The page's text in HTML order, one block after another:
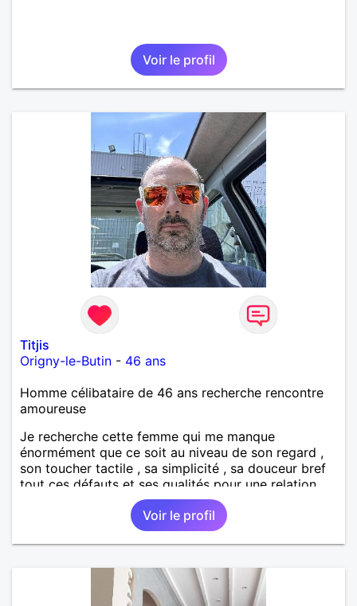
Voir le profil
Titjis
Origny-le-Butin - 46 ans
Homme célibataire de 46 ans recherche rencontre
amoureuse
Je recherche cette femme qui me manque
énormément que ce soit au niveau de son regard ,
son toucher tactile , sa simplicité , sa douceur bref
tout ces défauts et ses qualités pour une relation
Voir le profil